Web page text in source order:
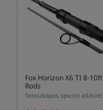
Fox Horizon X6 TI 8-10ft
Rods